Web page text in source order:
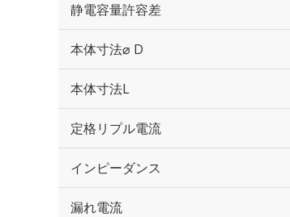
静電容量許容差
本体寸法⌀ D
本体寸法L
定格リプル電流
インピーダンス
漏れ電流